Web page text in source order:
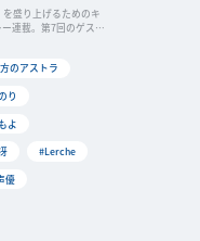
盛り上げるためのキ
連載。第7回のゲスト
のアストラ
り
よ
#Lerche
優